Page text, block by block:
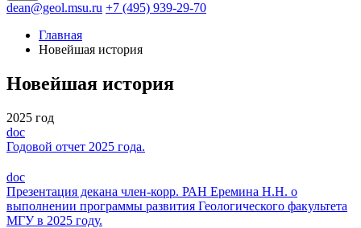
dean@geol.msu.ru +7 (495) 939-29-70
Главная
Новейшая история
Новейшая история
2025 год
doc
Годовой отчет 2025 года.
doc
Презентация декана член-корр. РАН Еремина Н.Н. о
выполнении программы развития Геологического факультета
МГУ в 2025 году.